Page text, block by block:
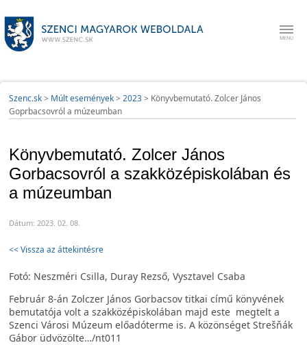
Szenc.sk> Múlt események> 2023> Könyvbemutató. Zolcer János
Goprbacsovról a múzeumban
Könyvbemutató. Zolcer János
Gorbacsovról a szakközépiskolában és
a múzeumban
Dátum: 2023. 02. 08.
<< Vissza az áttekintésre
Fotó: Neszméri Csilla, Duray Rezső, Vysztavel Csaba
Február 8-án Zolczer János Gorbacsov titkai című könyvének
bemutatója volt a szakközépiskolában majd este megtelt a
Szenci Városi Múzeum előadóterme is. A közönséget Strešňák
Gábor üdvözölte…/nt011